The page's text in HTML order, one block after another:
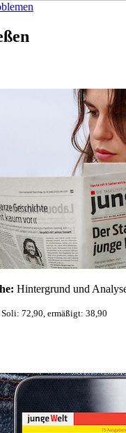
Hintergrund und
Soli: 72,90, ermäßigt: 38,90